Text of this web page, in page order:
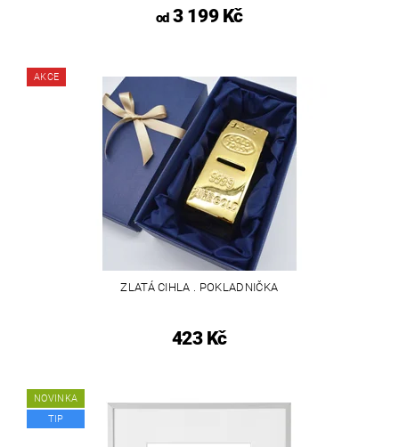
od3 199 Kč
AKCE
ZLATÁ CIHLA . POKLADNIČKA
423 Kč
NOVINKA
TIP